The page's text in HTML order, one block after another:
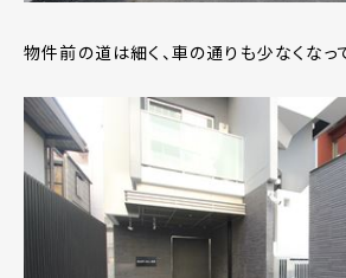
物件前の道は細く、車の通りも少なくなっ